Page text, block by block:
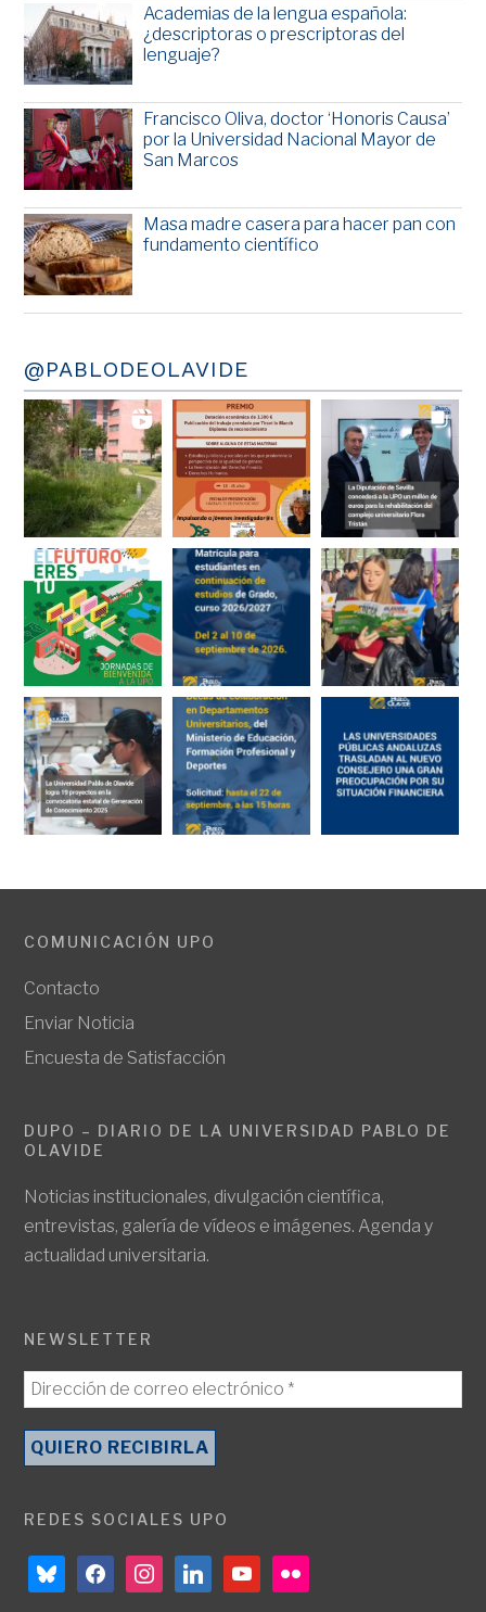
Academias de la lengua española:
¿descriptoras o prescriptoras del
lenguaje?
Francisco Oliva, doctor ‘Honoris Causa’
por la Universidad Nacional Mayor de
San Marcos
Masa madre casera para hacer pan con
fundamento científico
@PABLODEOLAVIDE
COMUNICACIÓN UPO
Contacto
Enviar Noticia
Encuesta de Satisfacción
DUPO – DIARIO DE LA UNIVERSIDAD PABLO DE
OLAVIDE
Noticias institucionales, divulgación científica,
entrevistas, galería de vídeos e imágenes. Agenda y
actualidad universitaria.
NEWSLETTER
REDES SOCIALES UPO
blueskyfacebookinstagramlinkedinyoutubeflickr